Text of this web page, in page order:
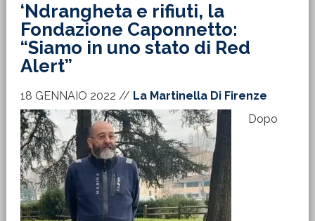
‘Ndrangheta e rifiuti, la
Fondazione Caponnetto:
“Siamo in uno stato di Red
Alert”
18 GENNAIO 2022 // La Martinella Di Firenze
Dopo